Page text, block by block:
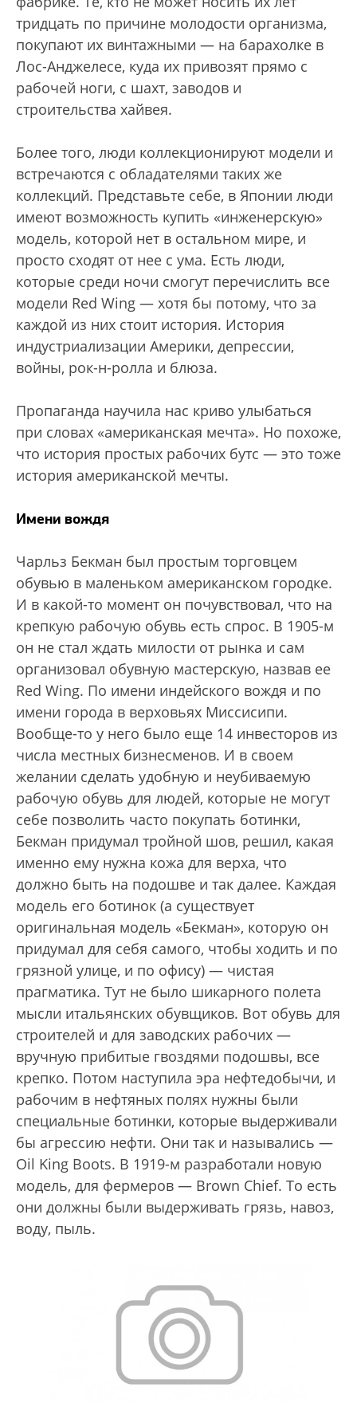
тридцать по причине молодости организма,
покупают их винтажными — на барахолке в
Лос-Анджелесе, куда их привозят прямо с
рабочей ноги, с шахт, заводов и
строительства хайвея.
Более того, люди коллекционируют модели и
встречаются с обладателями таких же
коллекций. Представьте себе, в Японии люди
имеют возможность купить «инженерскую»
модель, которой нет в остальном мире, и
просто сходят от нее с ума. Есть люди,
которые среди ночи смогут перечислить все
модели Red Wing — хотя бы потому, что за
каждой из них стоит история. История
индустриализации Америки, депрессии,
войны, рок-н-ролла и блюза.
Пропаганда научила нас криво улыбаться
при словах «американская мечта». Но похоже,
что история простых рабочих бутс — это тоже
история американской мечты.
Имени вождя
Чарльз Бекман был простым торговцем
обувью в маленьком американском городке.
И в какой-то момент он почувствовал, что на
крепкую рабочую обувь есть спрос. В 1905-м
он не стал ждать милости от рынка и сам
организовал обувную мастерскую, назвав ее
Red Wing. По имени индейского вождя и по
имени города в верховьях Миссисипи.
Вообще-то у него было еще 14 инвесторов из
числа местных бизнесменов. И в своем
желании сделать удобную и неубиваемую
рабочую обувь для людей, которые не могут
себе позволить часто покупать ботинки,
Бекман придумал тройной шов, решил, какая
именно ему нужна кожа для верха, что
должно быть на подошве и так далее. Каждая
модель его ботинок (а существует
оригинальная модель «Бекман», которую он
придумал для себя самого, чтобы ходить и по
грязной улице, и по офису) — чистая
прагматика. Тут не было шикарного полета
мысли итальянских обувщиков. Вот обувь для
строителей и для заводских рабочих —
вручную прибитые гвоздями подошвы, все
крепко. Потом наступила эра нефтедобычи, и
рабочим в нефтяных полях нужны были
специальные ботинки, которые выдерживали
бы агрессию нефти. Они так и назывались —
Oil King Boots. В 1919-м разработали новую
модель, для фермеров — Brown Chief. То есть
они должны были выдерживать грязь, навоз,
воду, пыль.